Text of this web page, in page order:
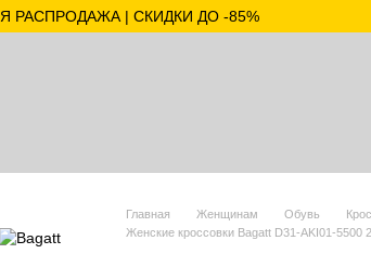
РАСПРОДАЖА | СКИДКИ ДО -85%
Главная Женщинам Обувь
Женские кроссовки Bagatt D31-AKI01-5500